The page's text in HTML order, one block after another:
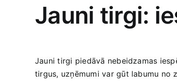
Jauni tirgi:
Jauni tirgi piedāvā nebeidzamas
tirgus, uzņēmumi var gūt labumu no